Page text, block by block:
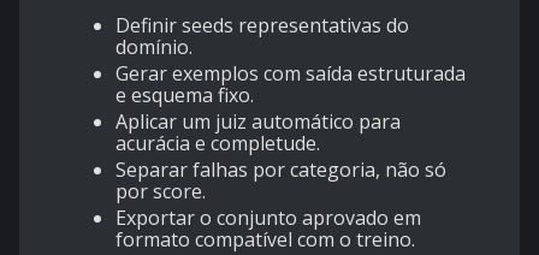
Definir seeds representativas do
domínio.
Gerar exemplos com saída estruturada
e esquema fixo.
Aplicar um juiz automático para
acurácia e completude.
Separar falhas por categoria, não só
por score.
Exportar o conjunto aprovado em
formato compatível com o treino.